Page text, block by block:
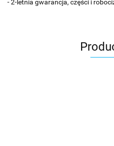
- 2-letnia gwarancja, części i